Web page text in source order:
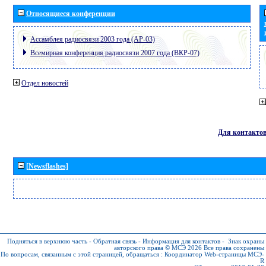
Относящиеся конференции
Ассамблея радиосвязи 2003 года (АР-03)
Всемирная конференция радиосвязи 2007 года (ВКР-07)
Отдел новостей
Для контактов
[Newsflashes]
Подняться в верхнюю часть - Обратная связь - Информация для контактов - Знак охраны
авторского права © МСЭ 2026 Все права сохранены
По вопросам, связанным с этой страницей, обращаться : Координатор Web-страницы МСЭ-
R